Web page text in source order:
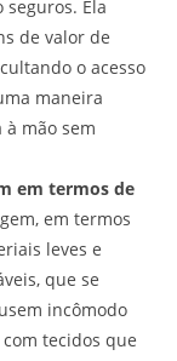
Ela
de valor de
o acesso
maneira
mão sem
em termos de
em termos
leves e
que se
incômodo
tecidos que